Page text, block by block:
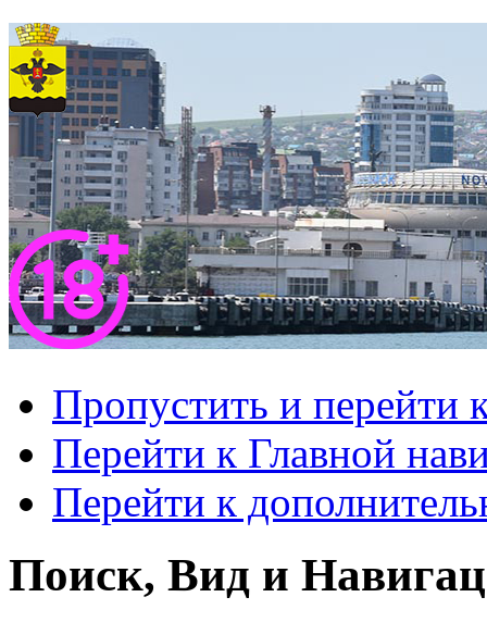
Пропустить и перейти
Перейти к Главной
Перейти к
Поиск, Вид и